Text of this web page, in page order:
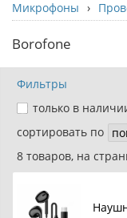
Микрофоны ›
Borofone
Фильтры
только в
сортировать по
8 товаров, на